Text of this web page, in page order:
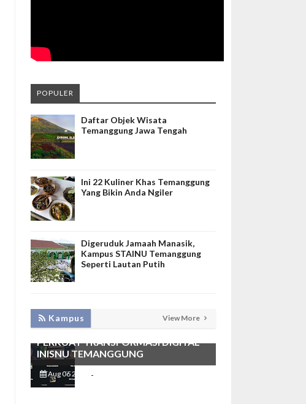
POPULER
Daftar Objek Wisata
Temanggung Jawa Tengah
Ini 22 Kuliner Khas Temanggung
Yang Bikin Anda Ngiler
Digeruduk Jamaah Manasik,
Kampus STAINU Temanggung
Seperti Lautan Putih
Kampus View More
KEMBANGKAN SIM LAYANAN,
HADIRKAN TIM SEVIMA UNTUK
PERKUAT TRANSFORMASI DIGITAL
INISNU TEMANGGUNG
Aug 06 2026 -